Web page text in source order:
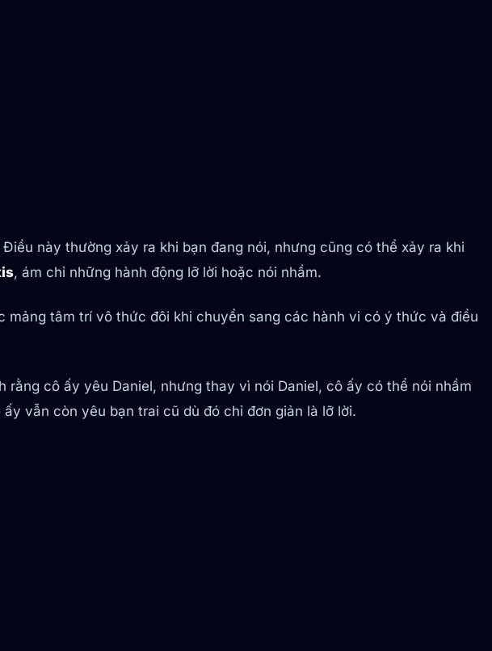
này thường xảy ra khi bạn đang nói, nhưng cũng có thể xảy ra khi
, ám chỉ những hành động lỡ lời hoặc nói nhầm.
mảng tâm trí vô thức đôi khi chuyển sang các hành vi có ý thức và điều
cô ấy yêu Daniel, nhưng thay vì nói Daniel, cô ấy có thể nói nhầm
vẫn còn yêu bạn trai cũ dù đó chỉ đơn giản là lỡ lời.